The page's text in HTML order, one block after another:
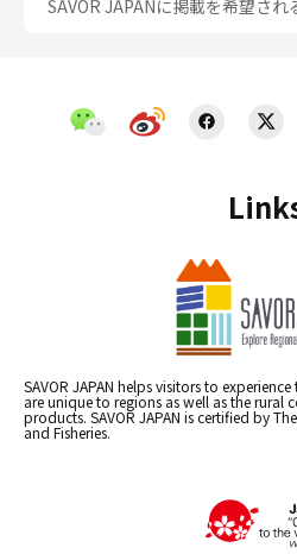
SAVOR JAPAN helps visitors to
are unique to regions as well as the rural
products. SAVOR JAPAN is certified by
and Fisheries.
SAVOR JAPANに掲載を希望され